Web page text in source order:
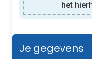
het
Je gegevens